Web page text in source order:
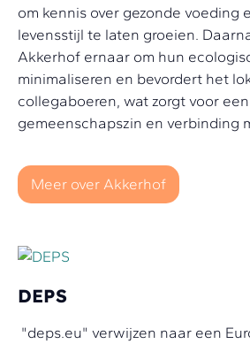
om kennis over gezonde voeding
levensstijl te laten groeien.
Akkerhof ernaar om hun
minimaliseren en bevordert het
collegaboeren, wat zorgt voor
gemeenschapszin en verbinding
Meer over Akkerhof
DEPS
"deps.eu" verwijzen naar een